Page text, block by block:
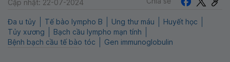
Cập nhật: 22-07-2024
Đa u tủy Tế bào lympho B Ung thư máu
Huyết học
Tủy xương
Bạch cầu lympho mạn tính
Bệnh bạch cầu tế bào tóc
Gen immunoglobulin